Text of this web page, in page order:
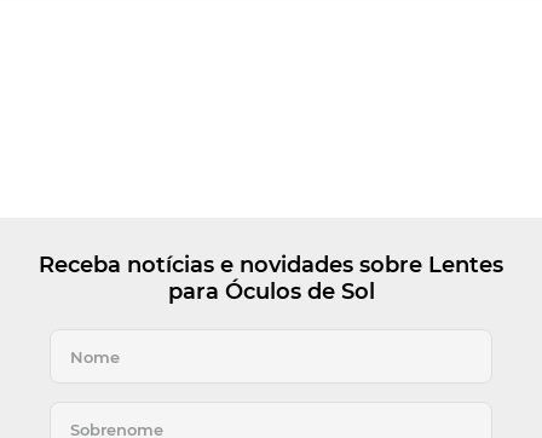
Receba notícias e novidades sobre Lentes
para Óculos de Sol